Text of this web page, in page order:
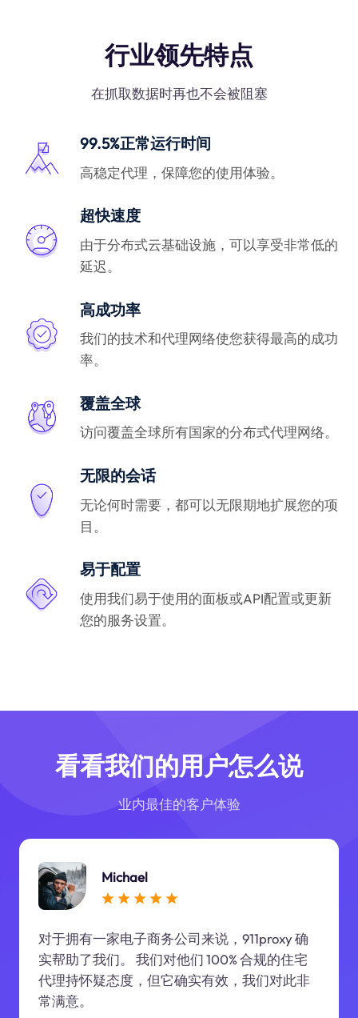
行业领先特点
在抓取数据时再也不会被阻塞
99.5%正常运行时间
高稳定代理，保障您的使用体验。
超快速度
由于分布式云基础设施，可以享受非常低的
延迟。
高成功率
我们的技术和代理网络使您获得最高的成功
率。
覆盖全球
访问覆盖全球所有国家的分布式代理网络。
无限的会话
无论何时需要，都可以无限期地扩展您的项
目。
易于配置
使用我们易于使用的面板或API配置或更新
您的服务设置。
看看我们的用户怎么说
业内最佳的客户体验
Michael
对于拥有一家电子商务公司来说，911proxy 确
实帮助了我们。 我们对他们 100% 合规的住宅
代理持怀疑态度，但它确实有效，我们对此非
常满意。